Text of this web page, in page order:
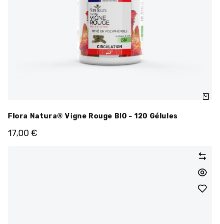
Flora Natura® Vigne Rouge BIO - 120 Gélules
17,00 €